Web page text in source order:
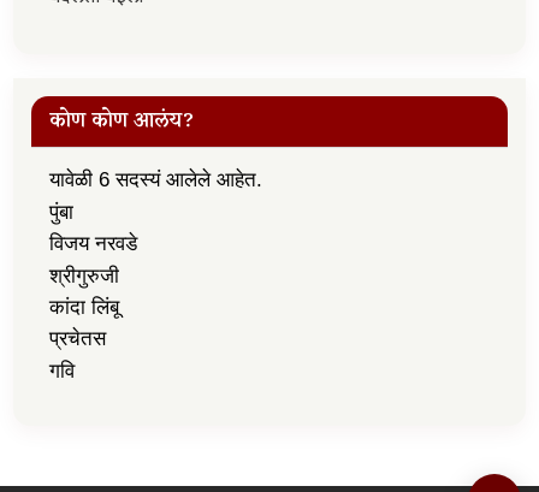
कोण कोण आलंय?
यावेळी 6 सदस्यं आलेले आहेत.
पुंबा
विजय नरवडे
श्रीगुरुजी
कांदा लिंबू
प्रचेतस
गवि